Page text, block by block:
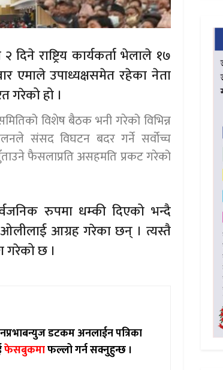
राष्ट्रिय कार्यकर्ता भेलाले १७
एमाले उपाध्यक्षसमेत रहेका नेता
गरेको हो ।
विशेष बैठक भनी गरेको विभिन्न
संसद विघटन बदर गर्ने सर्वोच्च
फैसलाप्रति असहमति प्रकट गरेको
रुपमा धम्की दिएको भन्दै
ओलीलाई आग्रह गरेका छन् । त्यस्तै
गरेको छ ।
डटकम अनलाईन पत्रिका
फेसबुकमाफल्लो गर्न सक्नुहुन्छ ।